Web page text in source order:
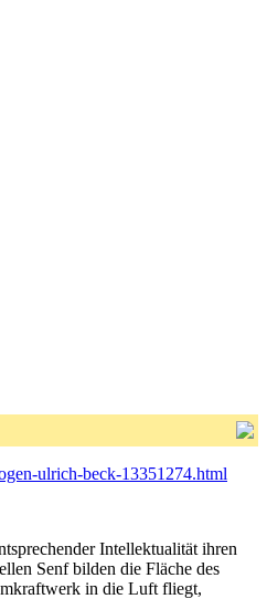
ulrich-beck-13351274.html
Intellektualität ihren
Senf bilden die Fläche des
in die Luft fliegt,